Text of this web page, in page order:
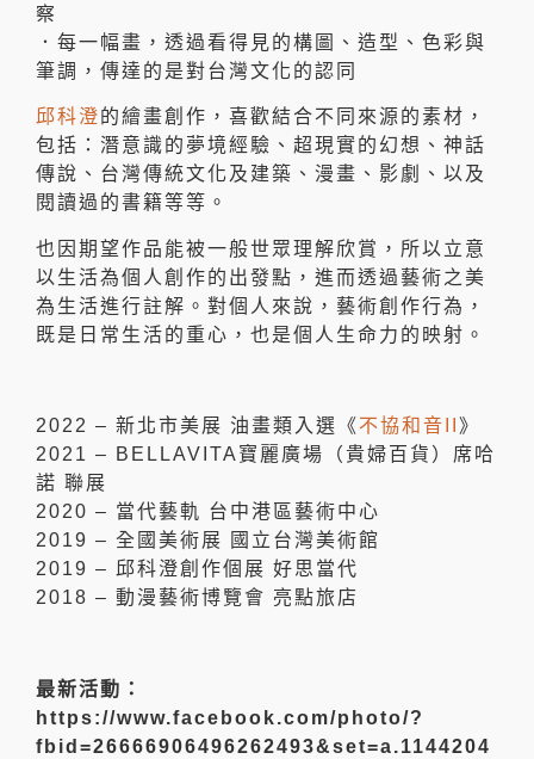
察
．每一幅畫，透過看得見的構圖、造型、色彩與
筆調，傳達的是對台灣文化的認同
邱科澄的繪畫創作，喜歡結合不同來源的素材，
包括：潛意識的夢境經驗、超現實的幻想、神話
傳說、台灣傳統文化及建築、漫畫、影劇、以及
閱讀過的書籍等等。
也因期望作品能被一般世眾理解欣賞，所以立意
以生活為個人創作的出發點，進而透過藝術之美
為生活進行註解。對個人來說，藝術創作行為，
既是日常生活的重心，也是個人生命力的映射。
2022 – 新北市美展 油畫類入選《 不協和音II 》
2021 – BELLAVITA寶麗廣場（貴婦百貨）席哈
諾 聯展
2020 – 當代藝軌 台中港區藝術中心
2019 – 全國美術展 國立台灣美術館
2019 – 邱科澄創作個展 好思當代
2018 – 動漫藝術博覽會 亮點旅店
最新活動：
https://www.facebook.com/photo/?
fbid=26666906496262493&set=a.1144204